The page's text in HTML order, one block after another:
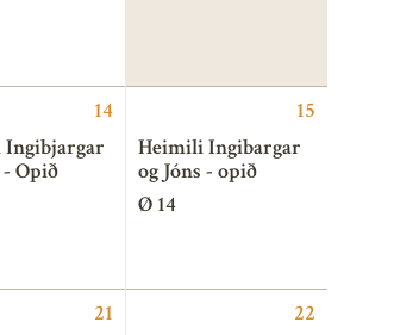
14
- Opið
15
Heimili Ingibargar
og Jóns - opið
Ø 14
21
22